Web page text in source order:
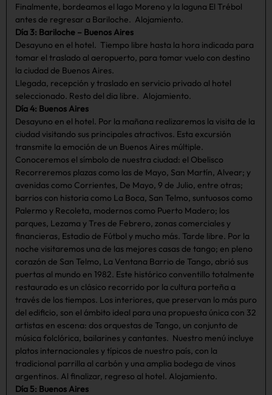
Finalmente, bordeamos el lago Moreno y la laguna El Trébol
antes de regresar a Bariloche. Alojamiento.
Día 3: Bariloche – Buenos Aires
Desayuno en el hotel. Tiempo libre hasta la hora indicada para
tomar el traslado al aeropuerto, para tomar vuelo con destino
la ciudad de Buenos Aires.
Llegada, recepción y traslado en servicio privado al hotel
seleccionado. Resto del dia libre. Alojamiento.
Día 4: Buenos Aires
Desayuno en el hotel. Por la mañana realizaremos la visita de la
ciudad visitando sus principales atractivos. Esta excursión
transmite la emoción de un Buenos Aires múltiple.
Conoceremos el símbolo de nuestra ciudad: el Obelisco
Recorreremos plazas como las de Mayo, San Martín, Alvear; y
avenidas como Corrientes, De Mayo, 9 de Julio, entre otras;
barrios con historia como La Boca, San Telmo, suntuosos como
Palermo y Recoleta, modernos como Puerto Madero; los
parques, Lezama y Tres de Febrero, zonas comerciales y
financieras, Estadio de Fútbol y mucho más. Tarde libre. Por la
noche visitaremos una de las mejores casas de tango; en pleno
corazón de San Telmo, La Ventana Barrio de Tango, abrió sus
puertas al mundo en 1982. Este histórico conventillo totalmente
restaurado es un clásico recorrido por la cultura porteña a
través de los tiempos. Los interiores, que preservan lo más puro
del edificio, son el ámbito ideal para una propuesta única con 32
artistas en escena: dos orquestas de Tango, un conjunto de
música folclórica, bailarines y cantantes. Nuestro menú incluye
platos internacionales y típicos de nuestro país, con la
tradicional parrilla al carbón y una amplia bodega de vinos
argentinos. Al finalizar, regreso al hotel. Alojamiento.
Día 5: Buenos Aires